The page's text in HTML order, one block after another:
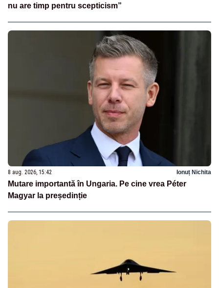
nu are timp pentru scepticism”
8 aug. 2026, 15:42 Ionuț Nichita
Mutare importantă în Ungaria. Pe cine vrea Péter
Magyar la președinție